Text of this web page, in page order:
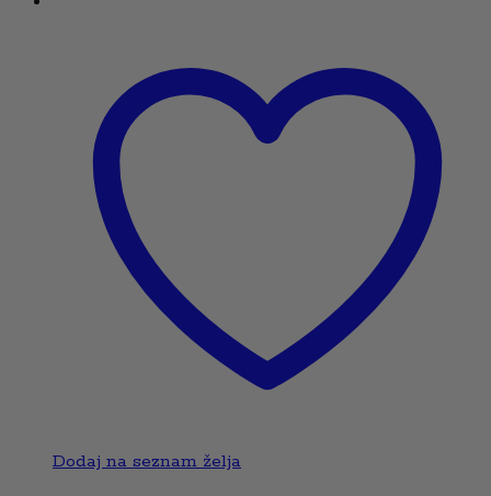
Dodaj na seznam želja